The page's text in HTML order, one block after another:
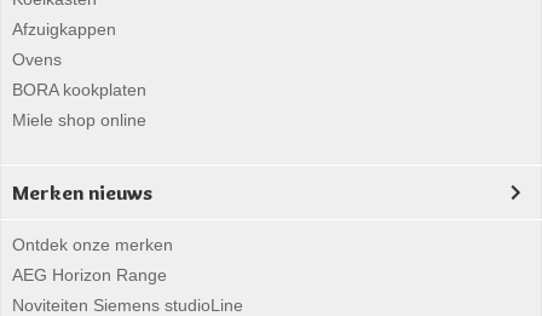
Afzuigkappen
Ovens
BORA kookplaten
Miele shop online
Merken nieuws
Ontdek onze merken
AEG Horizon Range
Noviteiten Siemens studioLine